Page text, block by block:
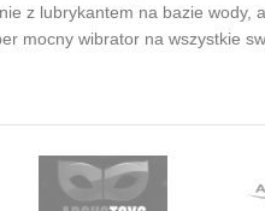
z lubrykantem na bazie
mocny wibrator na wszystkie